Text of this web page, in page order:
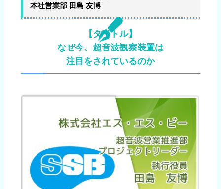
本社営業部 田島 友博
【タイトル】
なぜ今、超音波観察装置は
注目をされているのか